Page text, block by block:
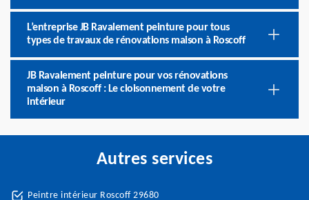
L’entreprise JB Ravalement peinture pour tous
types de travaux de rénovations maison à Roscoff
JB Ravalement peinture pour vos rénovations
maison à Roscoff : Le cloisonnement de votre
intérieur
Autres services
Peintre intérieur Roscoff 29680